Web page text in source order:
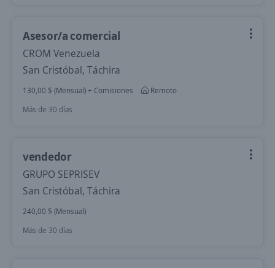
Asesor/a comercial
CROM Venezuela
San Cristóbal, Táchira
130,00 $ (Mensual) + Comisiones
Remoto
Más de 30 días
vendedor
GRUPO SEPRISEV
San Cristóbal, Táchira
240,00 $ (Mensual)
Más de 30 días